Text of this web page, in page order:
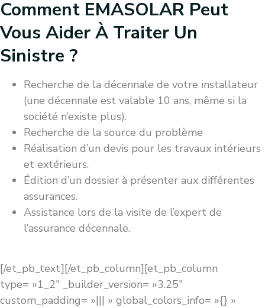
Comment EMASOLAR Peut
Vous Aider À Traiter Un
Sinistre ?
Recherche de la décennale de votre installateur
(une décennale est valable 10 ans, même si la
société n’existe plus).
Recherche de la source du problème
Réalisation d’un devis pour les travaux intérieurs
et extérieurs.
Édition d’un dossier à présenter aux différentes
assurances.
Assistance lors de la visite de l’expert de
l’assurance décennale.
[/et_pb_text][/et_pb_column][et_pb_column
type= »1_2″ _builder_version= »3.25″
custom_padding= »||| » global_colors_info= »{} »